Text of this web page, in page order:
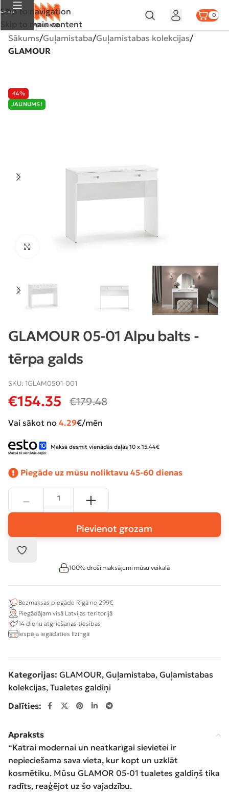
Skip to navigation
Skip to main content
Izvēlne 0
Sākums Guļamistaba Guļamistabas kolekcijas
GLAMOUR
-14%
JAUNUMS!
Klikšķiniet lai palielinātu
GLAMOUR 05-01 Alpu balts -
tērpa galds
SKU: 1GLAM0501-001
€154.35 €179.48
Vai sākot no 4.29€/mēn
Maksā desmit vienādās daļās 10 x 15.44€
Piegāde uz mūsu noliktavu 45-60 dienas
Pievienot grozam
100% droši maksājumi mūsu veikalā
Bezmaksas piegāde Rīgā no 299€
Piegādājam visā Latvijas teritorijā
14 dienu atgriešanas tiesības
Iespēja iegādaties līzingā
Kategorijas: GLAMOUR, Guļamistaba, Guļamistabas
kolekcijas, Tualetes galdiņi
Dalīties:
Apraksts
“Katrai modernai un neatkarīgai sievietei ir
nepieciešama sava vieta, kur kopt un uzklāt
kosmētiku. Mūsu GLAMOR 05-01 tualetes galdiņš tika
radīts, reaģējot uz šo vajadzību.